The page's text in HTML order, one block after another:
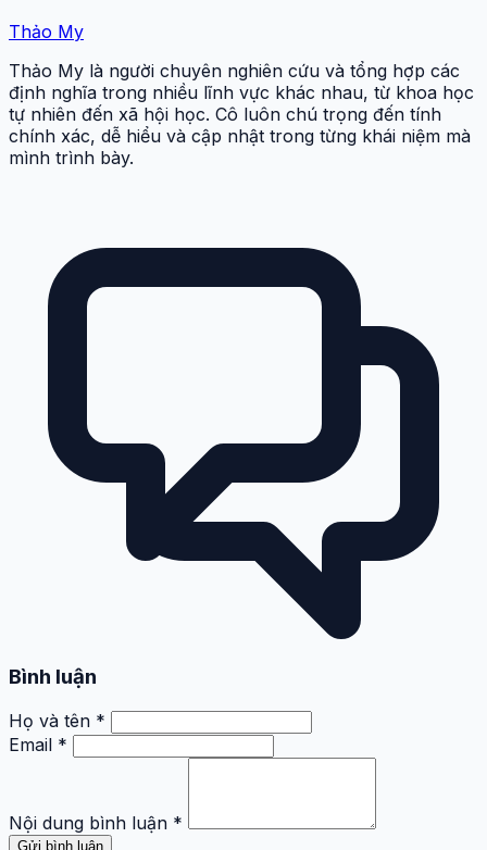
Thảo My
Thảo My là người chuyên nghiên cứu và tổng hợp các
định nghĩa trong nhiều lĩnh vực khác nhau, từ khoa học
tự nhiên đến xã hội học. Cô luôn chú trọng đến tính
chính xác, dễ hiểu và cập nhật trong từng khái niệm mà
mình trình bày.
Bình luận
Họ và tên *
Email *
Nội dung bình luận *
Gửi bình luận